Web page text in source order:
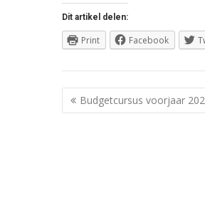
Dit artikel delen:
Print Facebook
Berichtnavigatie
Budgetcursus voorjaar